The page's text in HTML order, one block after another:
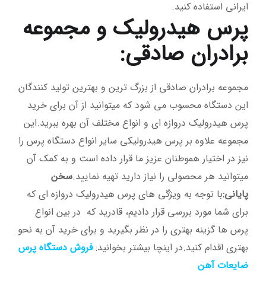
ایرانی استفاده کنید.
پرس هیدرولیک و مجموعه
برادران صادقی:
مجموعه برادران صادقی از بزرگ ترین و بهترین تولید کنندگان
این دستگاه محسوب می شود که میتوانید از آن برای خرید
پرس هیدرولیک دروازه ای و انواع مختلف آن بهره ببرید.این
مجموعه علاوه بر پرس هیدرولیکی سایر انواع دستگاه پرس را
نیز در اختیار هموطنان عزیز ما قرار داده است و به کمک آن
میتوانید هر محصولی را نیاز دارید تهیه نمایید.سخن
پایانی:با توجه به ویژگی های پرس هیدرولیک دروازه ای که
برای شما مورد بررسی قرار دادیم، قادرید که در بین انواع
پرس ها گزینه بهتری را در نظر بگیرید و برای خرید آن به نحو
بهتری اقدام کنید.در اینچا بیشتر بخوانید:فروش دستگاه پرس
ضایعات آهن